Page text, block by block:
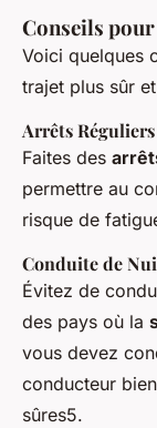
Conseils
Voici quelques
trajet plus sûr
Arrêts Réguliers
Faites des
permettre au
risque de
Conduite de
Évitez de
des pays où la
vous devez
conducteur
sûres5.